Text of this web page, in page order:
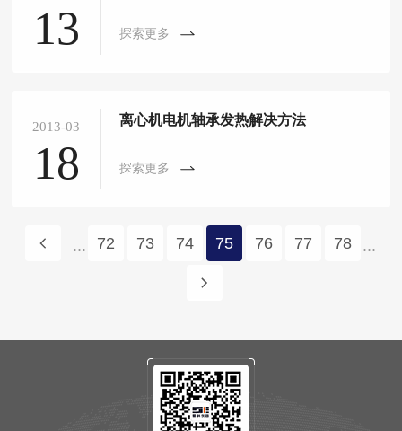
13 探索更多
2013-03
18
离心机电机轴承发热解决方法
探索更多
... 72 73 74 75 76 77 78 ...